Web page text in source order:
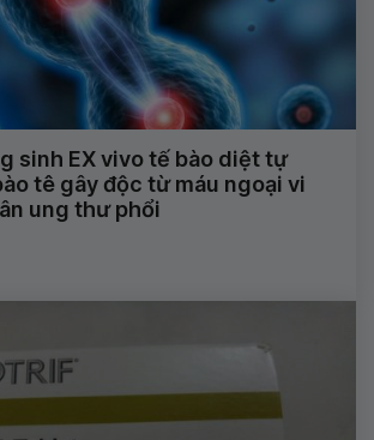
sinh EX vivo tế bào diệt tự
tê gây độc từ máu ngoại vi
ung thư phổi